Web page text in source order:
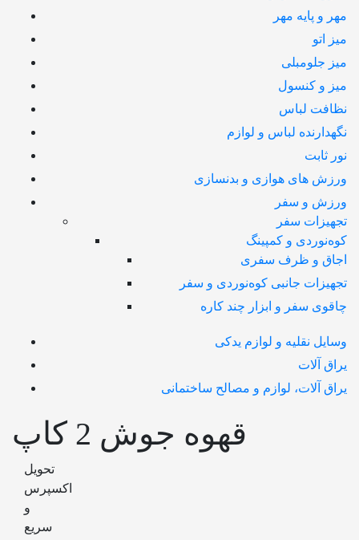
مهر و پایه مهر
میز اتو
میز جلومبلی
میز و کنسول
نظافت لباس
نگهدارنده لباس و لوازم
نور ثابت
ورزش های هوازی و بدنسازی
ورزش و سفر
تجهیزات سفر
کوه‌نوردی و کمپینگ
اجاق و ظرف سفری
تجهیزات جانبی کوه‌نوردی و سفر
چاقوی سفر و ابزار چند کاره
وسایل نقلیه و لوازم یدکی
یراق آلات
یراق آلات، لوازم و مصالح ساختمانی
قهوه جوش 2 کاپ
تحویل
اکسپرس
و
سریع